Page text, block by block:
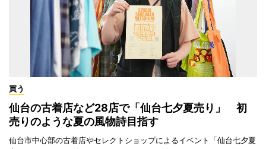
買う
仙台の古着店など28店で「仙台七夕夏売り」 初
売りのような夏の風物詩目指す
仙台市中心部の古着店やセレクトショップによるイベント「仙台七夕夏